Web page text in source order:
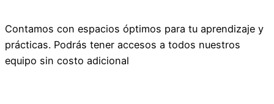
Contamos con espacios óptimos para tu aprendizaje y
prácticas. Podrás tener accesos a todos nuestros
equipo sin costo adicional